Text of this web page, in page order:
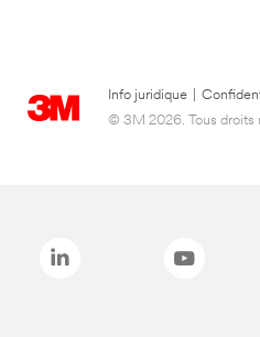
Info juridique
© 3M 2026. Tous droits